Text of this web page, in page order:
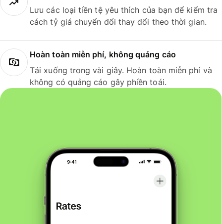
Lưu các loại tiền tệ yêu thích của bạn để kiểm tra
cách tỷ giá chuyển đổi thay đổi theo thời gian.
Hoàn toàn miễn phí, không quảng cáo
Tải xuống trong vài giây. Hoàn toàn miễn phí và
không có quảng cáo gây phiền toái.